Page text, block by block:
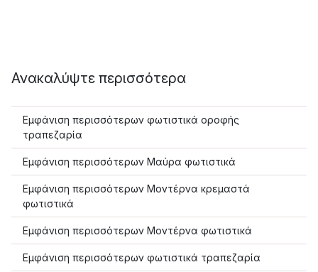
Ανακαλύψτε περισσότερα
Εμφάνιση περισσότερων φωτιστικά οροφής
τραπεζαρία
Εμφάνιση περισσότερων Μαύρα φωτιστικά
Εμφάνιση περισσότερων Μοντέρνα κρεμαστά
φωτιστικά
Εμφάνιση περισσότερων Μοντέρνα φωτιστικά
Εμφάνιση περισσότερων φωτιστικά τραπεζαρία